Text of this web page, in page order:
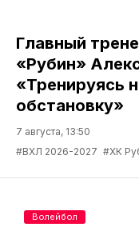
Главный
«Рубин»
«Тренируясь
обстановку»
7 августа, 13:50
#ВХЛ 2026-2027 #ХК
Волейбол